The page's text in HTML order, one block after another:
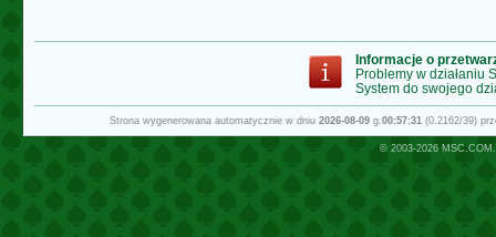
Informacje o
Problemy w działaniu
System do swojego
Strona wygenerowana automatycznie w dniu 2026-08-09 g.00:57:31 (0.2162/39)
© 2003-2026